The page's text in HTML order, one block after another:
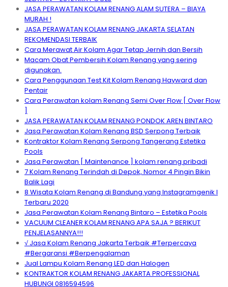
JASA PERAWATAN KOLAM RENANG ALAM SUTERA – BIAYA
MURAH !
JASA PERAWATAN KOLAM RENANG JAKARTA SELATAN
REKOMENDASI TERBAIK
Cara Merawat Air Kolam Agar Tetap Jernih dan Bersih
Macam Obat Pembersih Kolam Renang yang sering
digunakan.
Cara Penggunaan Test Kit Kolam Renang Hayward dan
Pentair
Cara Perawatan kolam Renang Semi Over Flow [ Over Flow
]
JASA PERAWATAN KOLAM RENANG PONDOK AREN BINTARO
Jasa Perawatan Kolam Renang BSD Serpong Terbaik
Kontraktor Kolam Renang Serpong Tangerang Estetika
Pools
Jasa Perawatan [ Maintenance ] kolam renang pribadi
7 Kolam Renang Terindah di Depok, Nomor 4 Pingin Bikin
Balik Lagi
8 Wisata Kolam Renang di Bandung yang Instagramgenik I
Terbaru 2020
Jasa Perawatan Kolam Renang Bintaro – Estetika Pools
VACUUM CLEANER KOLAM RENANG APA SAJA ? BERIKUT
PENJELASANNYA!!!
√ Jasa Kolam Renang Jakarta Terbaik #Terpercaya
#Bergaransi #Berpengalaman
Jual Lampu Kolam Renang LED dan Halogen
KONTRAKTOR KOLAM RENANG JAKARTA PROFESSIONAL
HUBUNGI 0816594596